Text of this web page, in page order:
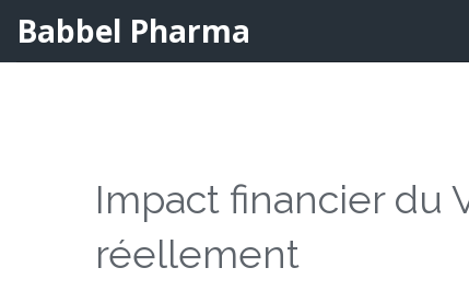
Babbel Pharma
Impact financier du
réellement